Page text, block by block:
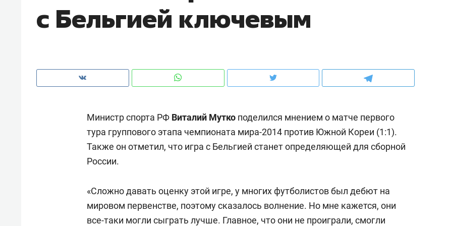
с Бельгией ключевым
Министр спорта РФ Виталий Мутко поделился мнением о матче первого
тура группового этапа чемпионата мира-2014 против Южной Кореи (1:1).
Также он отметил, что игра с Бельгией станет определяющей для сборной
России.
«Сложно давать оценку этой игре, у многих футболистов был дебют на
мировом первенстве, поэтому сказалось волнение. Но мне кажется, они
все-таки могли сыграть лучше. Главное, что они не проиграли, смогли
рынки, почему надо знать аксакалов и
чем интересен Оман?
клиентах и чудных запросах мастеров
Как ГК «МИР ГРУПП» и ВТБ
создают оазис жилого
комфорта под Казанью
150 камер до квартиры и Face
ID вместо ключа: какой будет
безопасность в ЖК «Нова»
Опыт выживания в
природе, работа
с ментальным и